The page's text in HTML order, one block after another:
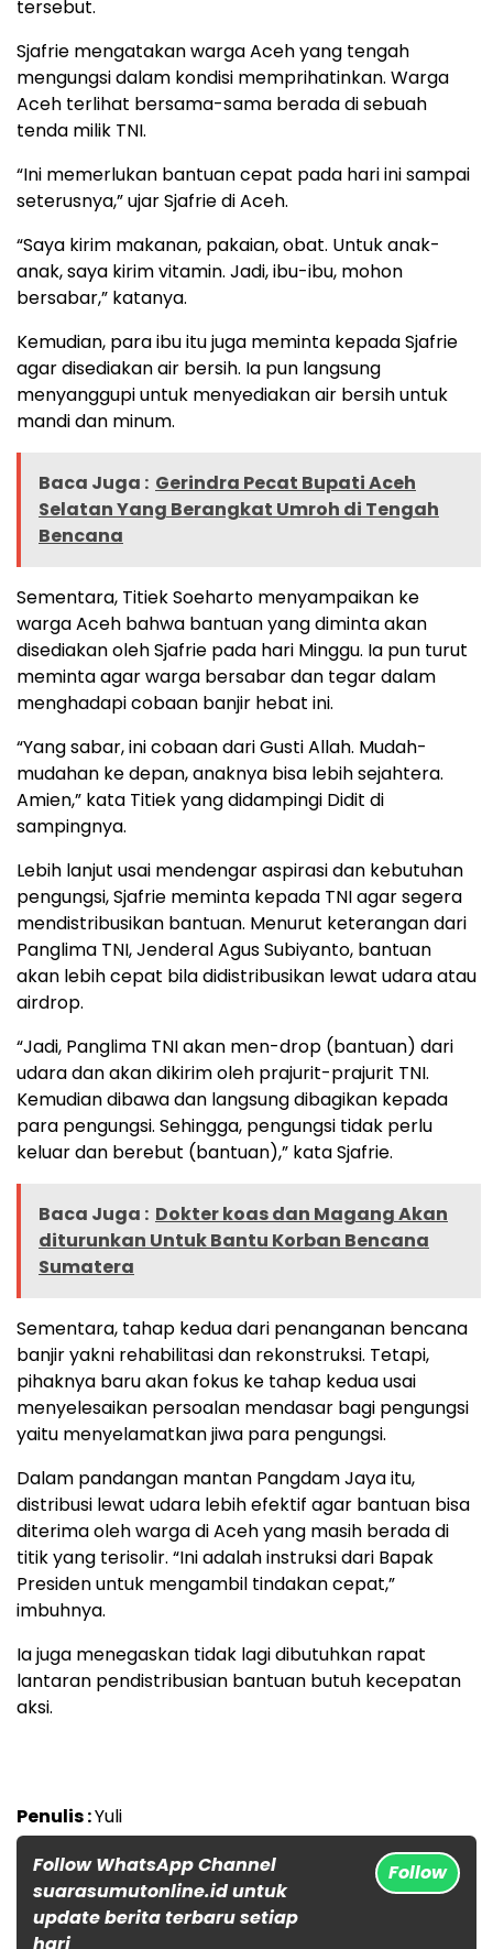
tersebut.
Sjafrie mengatakan warga Aceh yang tengah
mengungsi dalam kondisi memprihatinkan. Warga
Aceh terlihat bersama-sama berada di sebuah
tenda milik TNI.
“Ini memerlukan bantuan cepat pada hari ini sampai
seterusnya,” ujar Sjafrie di Aceh.
“Saya kirim makanan, pakaian, obat. Untuk anak-
anak, saya kirim vitamin. Jadi, ibu-ibu, mohon
bersabar,” katanya.
Kemudian, para ibu itu juga meminta kepada Sjafrie
agar disediakan air bersih. Ia pun langsung
menyanggupi untuk menyediakan air bersih untuk
mandi dan minum.
Baca Juga : Gerindra Pecat Bupati Aceh
Selatan Yang Berangkat Umroh di Tengah
Bencana
Sementara, Titiek Soeharto menyampaikan ke
warga Aceh bahwa bantuan yang diminta akan
disediakan oleh Sjafrie pada hari Minggu. Ia pun turut
meminta agar warga bersabar dan tegar dalam
menghadapi cobaan banjir hebat ini.
“Yang sabar, ini cobaan dari Gusti Allah. Mudah-
mudahan ke depan, anaknya bisa lebih sejahtera.
Amien,” kata Titiek yang didampingi Didit di
sampingnya.
Lebih lanjut usai mendengar aspirasi dan kebutuhan
pengungsi, Sjafrie meminta kepada TNI agar segera
mendistribusikan bantuan. Menurut keterangan dari
Panglima TNI, Jenderal Agus Subiyanto, bantuan
akan lebih cepat bila didistribusikan lewat udara atau
airdrop.
“Jadi, Panglima TNI akan men-drop (bantuan) dari
udara dan akan dikirim oleh prajurit-prajurit TNI.
Kemudian dibawa dan langsung dibagikan kepada
para pengungsi. Sehingga, pengungsi tidak perlu
keluar dan berebut (bantuan),” kata Sjafrie.
Baca Juga : Dokter koas dan Magang Akan
diturunkan Untuk Bantu Korban Bencana
Sumatera
Sementara, tahap kedua dari penanganan bencana
banjir yakni rehabilitasi dan rekonstruksi. Tetapi,
pihaknya baru akan fokus ke tahap kedua usai
menyelesaikan persoalan mendasar bagi pengungsi
yaitu menyelamatkan jiwa para pengungsi.
Dalam pandangan mantan Pangdam Jaya itu,
distribusi lewat udara lebih efektif agar bantuan bisa
diterima oleh warga di Aceh yang masih berada di
titik yang terisolir. “Ini adalah instruksi dari Bapak
Presiden untuk mengambil tindakan cepat,”
imbuhnya.
Ia juga menegaskan tidak lagi dibutuhkan rapat
lantaran pendistribusian bantuan butuh kecepatan
aksi.
Penulis :Yuli
Follow WhatsApp Channel
suarasumutonline.id untuk
update berita terbaru setiap
hari
Follow